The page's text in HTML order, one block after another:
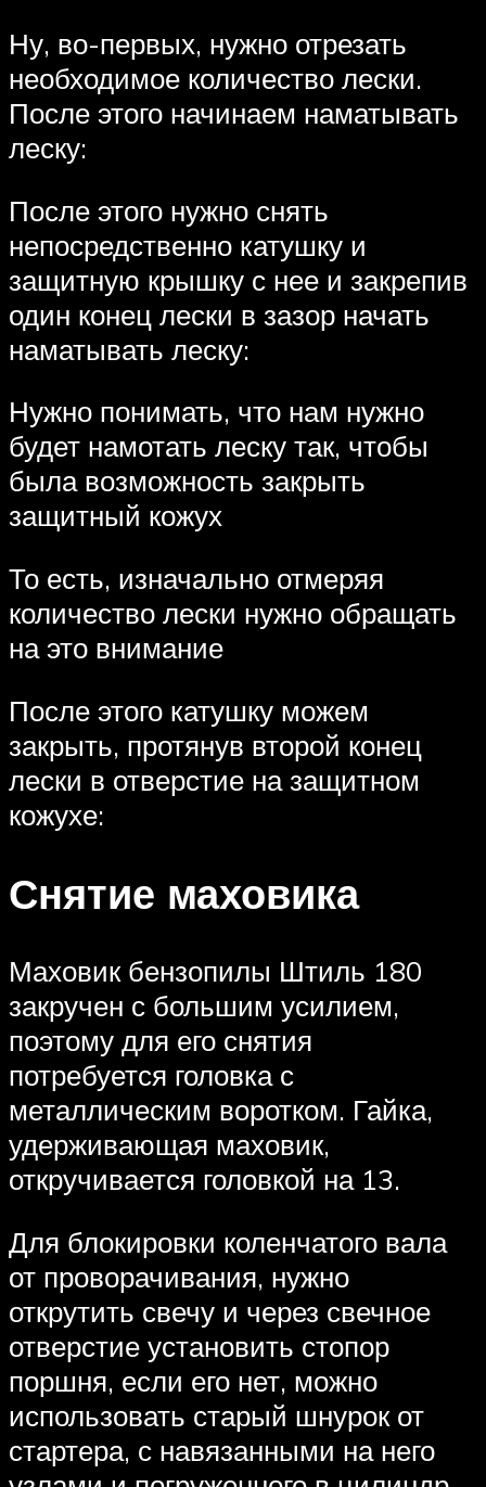
Ну, во-первых, нужно отрезать
необходимое количество лески.
После этого начинаем наматывать
леску:
После этого нужно снять
непосредственно катушку и
защитную крышку с нее и закрепив
один конец лески в зазор начать
наматывать леску:
Нужно понимать, что нам нужно
будет намотать леску так, чтобы
была возможность закрыть
защитный кожух
То есть, изначально отмеряя
количество лески нужно обращать
на это внимание
После этого катушку можем
закрыть, протянув второй конец
лески в отверстие на защитном
кожухе:
Снятие маховика
Маховик бензопилы Штиль 180
закручен с большим усилием,
поэтому для его снятия
потребуется головка с
металлическим воротком. Гайка,
удерживающая маховик,
откручивается головкой на 13.
Для блокировки коленчатого вала
от проворачивания, нужно
открутить свечу и через свечное
отверстие установить стопор
поршня, если его нет, можно
использовать старый шнурок от
стартера, с навязанными на него